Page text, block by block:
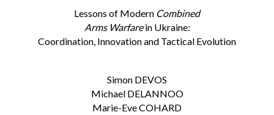
Lessons of Modern Combined
Arms Warfarein Ukraine:
Coordination, Innovation and Tactical Evolution
Simon DEVOS
Michael DELANNOO
Marie-Eve COHARD